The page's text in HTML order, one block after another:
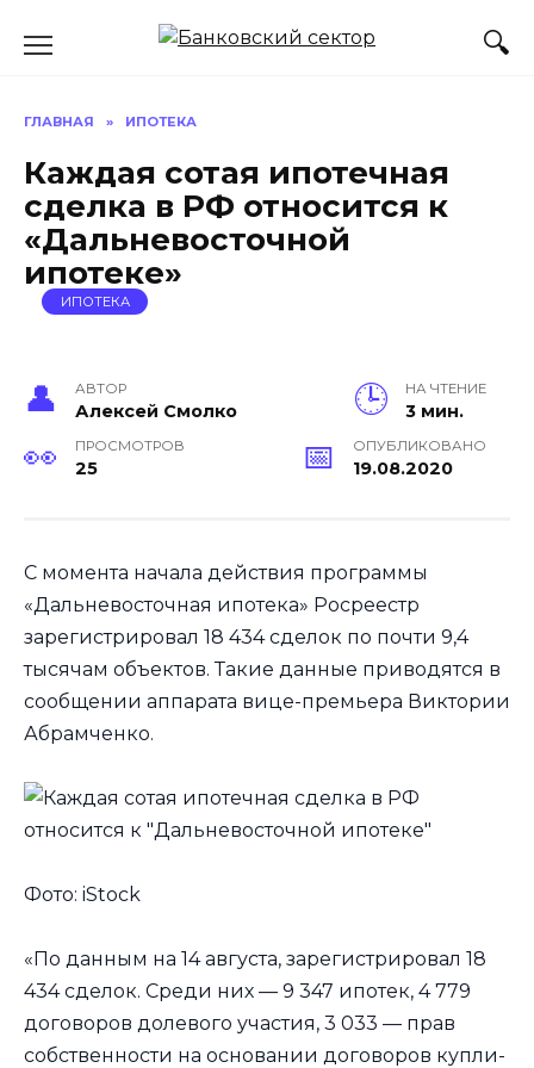
ГЛАВНАЯ » ИПОТЕКА
Каждая сотая ипотечная
сделка в РФ относится к
«Дальневосточной
ипотеке»
ИПОТЕКА
АВТОР
Алексей Смолко
НА ЧТЕНИЕ
3 мин.
ПРОСМОТРОВ
25
ОПУБЛИКОВАНО
19.08.2020
С момента начала действия программы
«Дальневосточная ипотека» Росреестр
зарегистрировал 18 434 сделок по почти 9,4
тысячам объектов. Такие данные приводятся в
сообщении аппарата вице-премьера Виктории
Абрамченко.
Фото: iStock
«По данным на 14 августа, зарегистрировал 18
434 сделок. Среди них — 9 347 ипотек, 4 779
договоров долевого участия, 3 033 — прав
собственности на основании договоров купли-